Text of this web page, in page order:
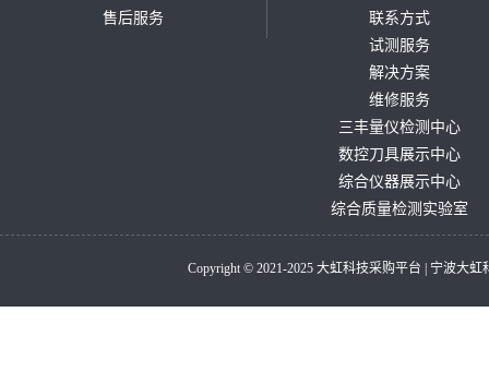
售后服务
联系方式
试测服务
解决方案
维修服务
三丰量仪检测中心
数控刀具展示中心
综合仪器展示中心
综合质量检测实验室
Copyright © 2021-2025 大虹科技采购平台 | 宁波大